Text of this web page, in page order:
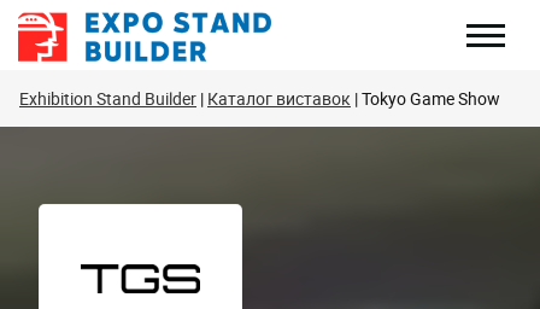
Перейти
Exhibition Stand Builder Каталог виставок Tokyo Game Show